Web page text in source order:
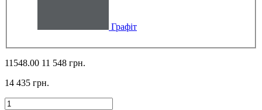
Графіт
11548.00 11 548 грн.
14 435 грн.